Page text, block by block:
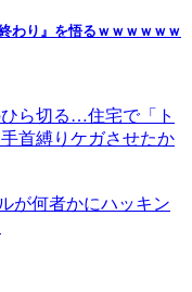
わり』を悟るｗｗｗｗｗｗ
ひら切る…住宅で「ト
首縛りケガさせたか
が何者かにハッキン